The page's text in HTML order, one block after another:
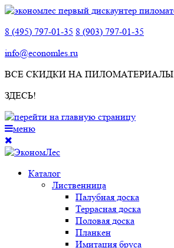
8 (495) 797-01-35 8 (903) 797-01-35
info@economles.ru
ВСЕ СКИДКИ НА ПИЛОМАТЕРИАЛЫ
ЗДЕСЬ!
меню
Каталог
Лиственница
Палубная доска
Террасная доска
Половая доска
Планкен
Имитация бруса